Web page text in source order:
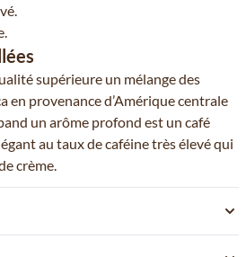
supérieure un mélange des
en provenance d’Amérique centrale
un arôme profond est un café
au taux de caféine très élevé qui
crème.